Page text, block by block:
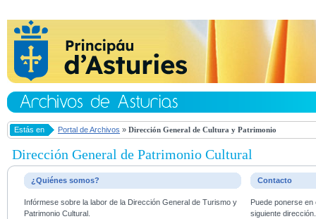
Estás en Portal de Archivos » Dirección General de Cultura y Patrimonio
Dirección General de Patrimonio Cultural
¿Quiénes somos?
Infórmese sobre la labor de la Dirección General de Turismo y
Patrimonio Cultural.
Contacto
Puede ponerse
siguiente dirección.